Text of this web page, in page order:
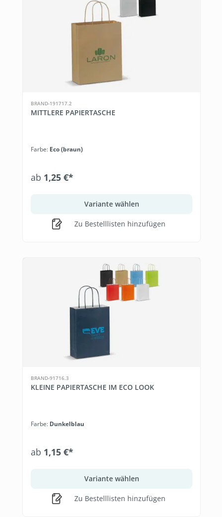
BRAND-191717.2
MITTLERE PAPIERTASCHE
Farbe: Eco (braun)
ab 1,25 €*
Variante wählen
Zu Bestelllisten hinzufügen
BRAND-91716.3
KLEINE PAPIERTASCHE IM ECO LOOK
Farbe: Dunkelblau
ab 1,15 €*
Variante wählen
Zu Bestelllisten hinzufügen